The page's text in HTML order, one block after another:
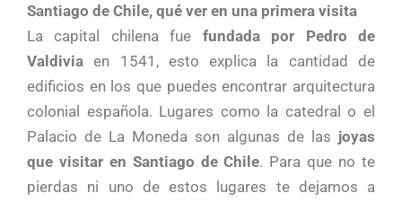
Santiago de Chile, qué ver en una primera visita
La capital chilena fue fundada por Pedro de
Valdivia en 1541, esto explica la cantidad de
edificios en los que puedes encontrar arquitectura
colonial española. Lugares como la catedral o el
Palacio de La Moneda son algunas de las joyas
que visitar en Santiago de Chile. Para que no te
pierdas ni uno de estos lugares te dejamos a